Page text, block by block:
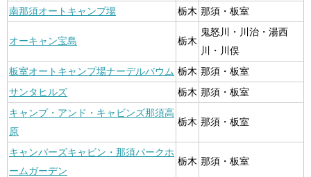
南那須オートキャンプ場
栃木 那須・板室
オーキャン宝島 栃木
鬼怒川・川治・湯西
川・川俣
板室オートキャンプ場ナーデルバウム 栃木 那須・板室
サンタヒルズ
栃木 那須・板室
キャンプ・アンド・キャビンズ那須高
原
栃木 那須・板室
キャンパーズキャビン・那須パークホ
ームガーデン
栃木 那須・板室